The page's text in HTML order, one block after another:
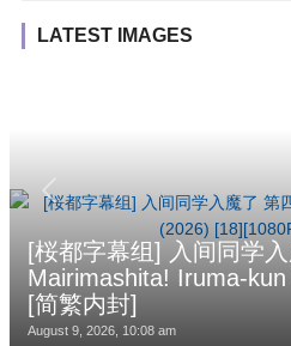
LATEST IMAGES
[桜都字幕组] 入间同学
Mairimashita! Iruma-
[简繁内封]
August 9, 2026, 10:08 am